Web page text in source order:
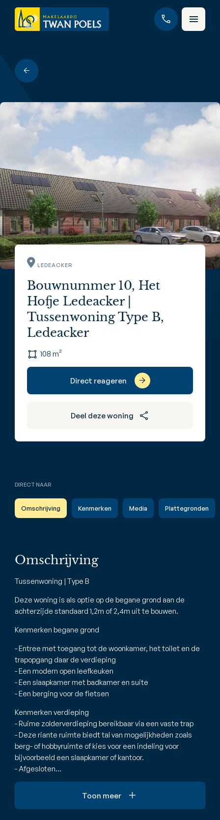
LEDEACKER
Bouwnummer 10, Het
Hofje Ledeacker |
Tussenwoning Type B,
Ledeacker
108 m²
Direct reageren
Deel deze woning
DIRECT NAAR
Omschrijving Kenmerken Media Plattegronden
Omschrijving
Tussenwoning | Type B
Deze woning is als optie op de begane grond aan de
achterzijde standaard 1,2m of 2,4m uit te bouwen.
Kenmerken begane grond
- Entree met toegang tot de woonkamer, het toilet en de
trapopgang daar de verdieping
- Een modern open leefkeuken
- Een slaapkamer met badkamer en suite
- Een berging voor de fietsen
Kenmerken verdieping
- Ruime zolderverdieping bereikbaar via een vaste trap
- Deze riante ruimte biedt tal van mogelijkheden zoals
berg- of hobbyruimte of kies voor een indeling voor
bijvoorbeeld een slaapkamer of kantoor.
- Afgesloten…
Toon meer